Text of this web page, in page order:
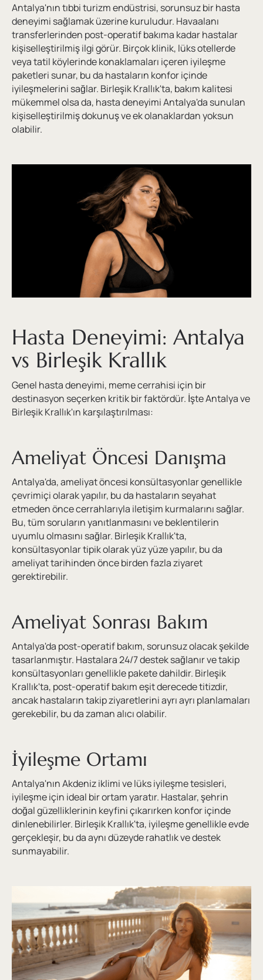
Antalya'nın tıbbi turizm endüstrisi, sorunsuz bir hasta
deneyimi sağlamak üzerine kuruludur. Havaalanı
transferlerinden post-operatif bakıma kadar hastalar
kişiselleştirilmiş ilgi görür. Birçok klinik, lüks otellerde
veya tatil köylerinde konaklamaları içeren iyileşme
paketleri sunar, bu da hastaların konfor içinde
iyileşmelerini sağlar. Birleşik Krallık'ta, bakım kalitesi
mükemmel olsa da, hasta deneyimi Antalya'da sunulan
kişiselleştirilmiş dokunuş ve ek olanaklardan yoksun
olabilir.
Hasta Deneyimi: Antalya
vs Birleşik Krallık
Genel hasta deneyimi, meme cerrahisi için bir
destinasyon seçerken kritik bir faktördür. İşte Antalya ve
Birleşik Krallık'ın karşılaştırılması:
Ameliyat Öncesi Danışma
Antalya'da, ameliyat öncesi konsültasyonlar genellikle
çevrimiçi olarak yapılır, bu da hastaların seyahat
etmeden önce cerrahlarıyla iletişim kurmalarını sağlar.
Bu, tüm soruların yanıtlanmasını ve beklentilerin
uyumlu olmasını sağlar. Birleşik Krallık'ta,
konsültasyonlar tipik olarak yüz yüze yapılır, bu da
ameliyat tarihinden önce birden fazla ziyaret
gerektirebilir.
Ameliyat Sonrası Bakım
Antalya'da post-operatif bakım, sorunsuz olacak şekilde
tasarlanmıştır. Hastalara 24/7 destek sağlanır ve takip
konsültasyonları genellikle pakete dahildir. Birleşik
Krallık'ta, post-operatif bakım eşit derecede titizdir,
ancak hastaların takip ziyaretlerini ayrı ayrı planlamaları
gerekebilir, bu da zaman alıcı olabilir.
İyileşme Ortamı
Antalya'nın Akdeniz iklimi ve lüks iyileşme tesisleri,
iyileşme için ideal bir ortam yaratır. Hastalar, şehrin
doğal güzelliklerinin keyfini çıkarırken konfor içinde
dinlenebilirler. Birleşik Krallık'ta, iyileşme genellikle evde
gerçekleşir, bu da aynı düzeyde rahatlık ve destek
sunmayabilir.